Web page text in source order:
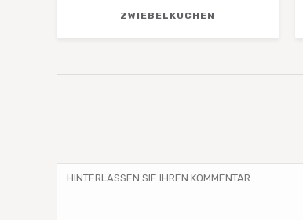
ZWIEBELKUCHEN